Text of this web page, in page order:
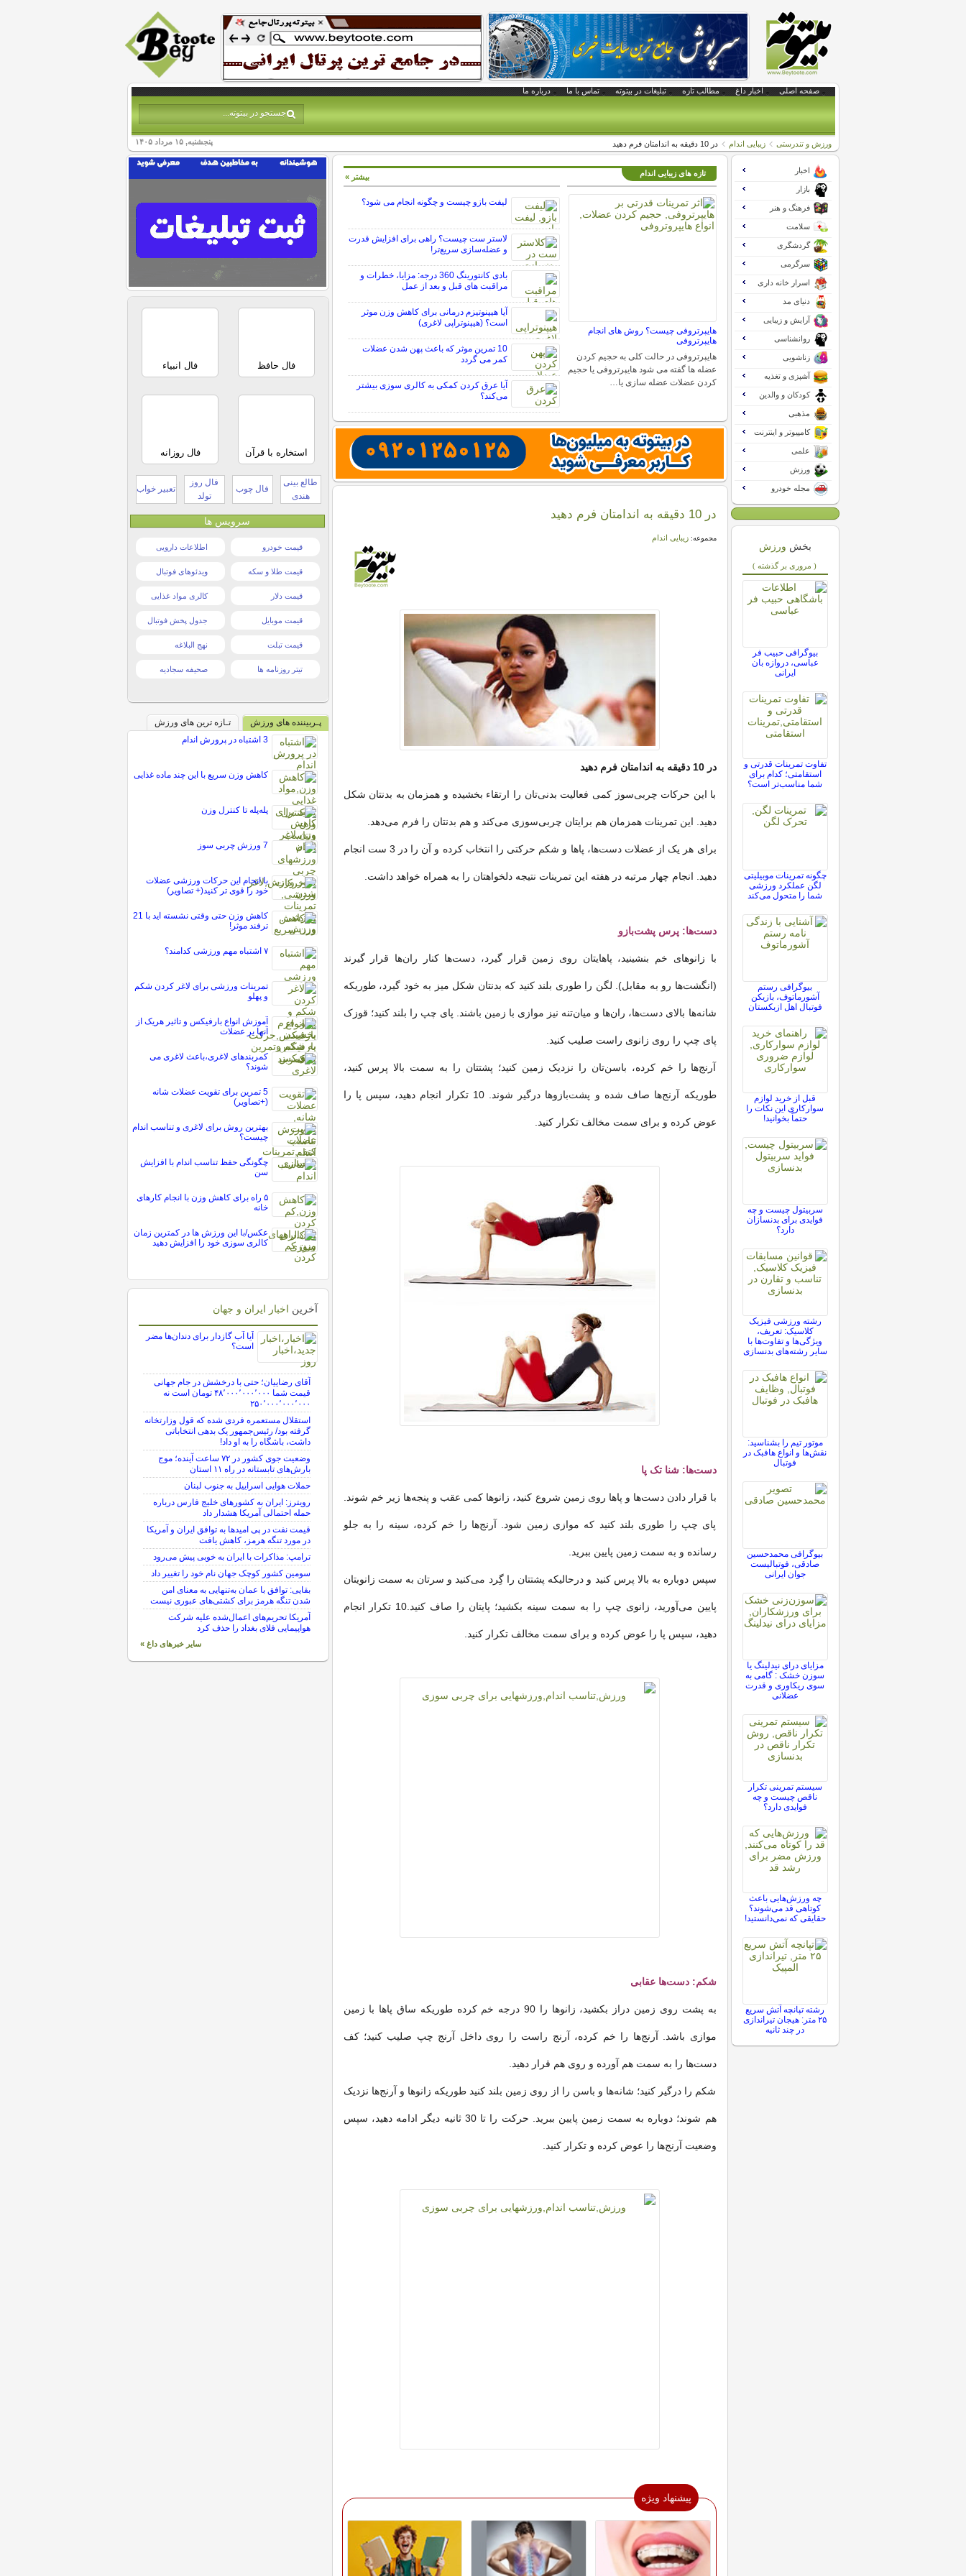
صفحه اصلی اخبار داغ مطالب تازه تبلیغات در بیتوته تماس با ما درباره ما
پنجشنبه, ۱۵ مرداد ۱۴۰۵ ورزش و تندرستی زیبایی اندام در 10 دقیقه به اندامتان فرم دهید
تازه های زیبایی اندام
هایپرتروفی چیست؟ روش های انجام
هایپرتروفی
هایپرتروفی در حالت کلی به حجیم کردن
عضله ها گفته می شود هایپرتروفی یا حجیم
کردن عضلات عضله سازی یا…
لیفت بازو چیست و چگونه انجام می شود؟
لاستر ست چیست؟ راهی برای افزایش قدرت
و عضله‌سازی سریع‌تر!
بادی کانتورینگ 360 درجه: مزایا، خطرات و
مراقبت های قبل و بعد از عمل
آیا هیپنوتیزم درمانی برای کاهش وزن موثر
است؟ (هیپنوتراپی لاغری)
10 تمرین موثر که باعث پهن شدن عضلات
کمر می گردد
آیا عرق کردن کمکی به کالری سوزی بیشتر
می‌کند؟
بیشتر »
در 10 دقیقه به اندامتان فرم دهید
مجموعه:زیبایی اندام
در 10 دقیقه به اندامتان فرم دهید
با این حرکات چربی‌سوز کمی فعالیت بدنی‌تان را ارتقاء بخشیده و همزمان به بدنتان شکل
دهید. این تمرینات همزمان هم برایتان چربی‌سوزی می‌کند و هم بدنتان را فرم می‌دهد.
برای هر یک از عضلات دست‌ها، پاها و شکم حرکتی را انتخاب کرده و آن را در 3 ست انجام
دهید. انجام چهار مرتبه در هفته این تمرینات نتیجه دلخواهتان را به همراه خواهد داشت.
دست‌ها: پرس ‌پشت‌بازو
با زانوهای خم بنشینید، پاهایتان روی زمین قرار گیرد، دست‌ها کنار ران‌ها قرار گیرند
(انگشت‌ها رو به مقابل). لگن را طوری بلند کنید که بدنتان شکل میز به خود گیرد، طوریکه
شانه‌ها بالای دست‌ها، ران‌ها و میان‌تنه نیز موازی با زمین باشند. پای چپ را بلند کنید؛ قوزک
پای چپ را روی زانوی راست صلیب کنید.
آرنج‌ها را خم کرده، باسن‌تان را نزدیک زمین کنید؛ پشتتان را به سمت بالا پرس کنید،
طوریکه آرنج‌ها صاف شده و پشت‌بازوها درگیر شوند. 10 تکرار انجام دهید، سپس پا را
عوض کرده و برای سمت مخالف تکرار کنید.
دست‌ها: شنا تک پا
با قرار دادن دست‌ها و پاها روی زمین شروع کنید، زانوها کمی عقب و پنجه‌ها زیر خم شوند.
پای چپ را طوری بلند کنید که موازی زمین شود. آرنج‌ها را خم کرده، سینه را به جلو
رسانده و به سمت زمین پایین ببرید.
سپس دوباره به بالا پرس کنید و درحالیکه پشتتان را گِرد می‌کنید و سرتان به سمت زانویتان
پایین می‌آورید، زانوی چپ را به سمت سینه بکشید؛ پایتان را صاف کنید.10 تکرار انجام
دهید، سپس پا را عوض کرده و برای سمت مخالف تکرار کنید.
شکم: دست‌ها عقابی
به پشت روی زمین دراز بکشید، زانوها را 90 درجه خم کرده طوریکه ساق‌ پاها با زمین
موازی باشد. آرنج‌ها را خم کرده، آرنج راست را روی داخل آرنج چپ صلیب کنید؛ کف
دست‌ها را به سمت هم آورده و روی هم قرار دهید.
شکم را درگیر کنید؛ شانه‌ها و باسن را از روی زمین بلند کنید طوریکه زانوها و آرنج‌ها نزدیک
هم شوند؛ دوباره به سمت زمین پایین ببرید. حرکت را تا 30 ثانیه دیگر ادامه دهید، سپس
وضعیت آرنج‌ها را عوض کرده و تکرار کنید.
پیشنهاد ویژه
اخبار
بازار
فرهنگ و هنر
سلامت
گردشگری
سرگرمی
اسرار خانه داری
دنیای مد
آرایش و زیبایی
روانشناسی
زناشویی
آشپزی و تغذیه
کودکان و والدین
مذهبی
کامپیوتر و اینترنت
علمی
ورزش
مجله خودرو
بخش ورزش
( مروری بر گذشته )
بیوگرافی حبیب فر
عباسی، دروازه بان
ایرانی
تفاوت تمرینات قدرتی و
استقامتی؛ کدام برای
شما مناسب‌تر است؟
چگونه تمرینات موبیلیتی
لگن عملکرد ورزشی
شما را متحول می‌کند
بیوگرافی رستم
آشورماتوف، بازیکن
فوتبال اهل ازبکستان
قبل از خرید لوازم
سوارکاری این نکات را
حتماً بخوانید!
سربیتول چیست و چه
فوایدی برای بدنسازان
دارد؟
رشته ورزشی فیزیک
کلاسیک: تعریف،
ویژگی‌ها و تفاوت‌ها با
سایر رشته‌های بدنسازی
موتور تیم را بشناسید:
نقش‌ها و انواع هافبک در
فوتبال
بیوگرافی محمدحسین
صادقی، فوتبالیست
جوان ایرانی
مزایای درای نیدلینگ یا
سوزن خشک : گامی به
سوی ریکاوری و قدرت
عضلانی
سیستم تمرینی تکرار
ناقص چیست و چه
فوایدی دارد؟
چه ورزش‌هایی باعث
کوتاهی قد می‌شوند؟
حقایقی که نمی‌دانستید!
رشته تپانچه آتش سریع
۲۵ متر: هیجان تیراندازی
در چند ثانیه
فال حافظ فال انبیاء
استخاره با قرآن فال روزانه
طالع بینی
هندی
فال چوب
فال روز
تولد
تعبیر خواب
سرویس ها
قیمت خودرو اطلاعات دارویی
قیمت طلا و سکه ویدئوهای فوتبال
قیمت دلار کالری مواد غذایی
قیمت موبایل جدول پخش فوتبال
قیمت تبلت نهج البلاغه
تیتر روزنامه ها صحیفه سجادیه
پـربیننده های ورزش
تـازه ترین های ورزش
3 اشتباه در پرورش اندام
کاهش وزن سریع با این چند ماده غذایی
پله‌پله تا کنترل وزن
7 ورزش چربی سوز
با انجام این حرکات ورزشی عضلات
خود را قوی تر کنید(+ تصاویر)
کاهش وزن حتی وقتی نشسته اید با 21
ترفند موثر!
۷ اشتباه مهم ورزشی کدامند؟
تمرینات ورزشی برای لاغر کردن شکم
و پهلو
آموزش انواع بارفیکس و تاثیر هریک از
آنها بر عضلات
كمربندهای لاغری،باعث لاغری می
شوند؟
5 تمرین برای تقویت عضلات شانه
(+تصاویر)
بهترین روش برای لاغری و تناسب اندام
چیست؟
چگونگی حفظ تناسب اندام با افزایش
سن
۵ راه برای کاهش وزن با انجام کارهای
خانه
عکس/با این ورزش ها در کمترین زمان
کالری سوزی خود را افزایش دهید
آخرین اخبار ایران و جهان
آیا آب گازدار برای دندان‌ها مضر
است؟
آقای رضاییان؛ حتی با درخشش در جام جهانی
قیمت شما ۴۸٬۰۰۰٬۰۰۰٬۰۰۰ تومان است نه
۲۵۰٬۰۰۰٬۰۰۰٬۰۰۰
استقلال مستعمره فردی شده که قول وزارتخانه
گرفته بود/ رئیس‌جمهور یک بدهی انتخاباتی
داشت، باشگاه را به او داد!
وضعیت جوی کشور در ۷۲ ساعت آینده؛ موج
بارش‌های تابستانه در راه ۱۱ استان
حملات هوایی اسراییل به جنوب لبنان
رویترز: ایران به کشورهای خلیج فارس درباره
حمله احتمالی آمریکا هشدار داد
قیمت نفت در پی امیدها به توافق ایران و آمریکا
در مورد تنگه هرمز، کاهش یافت
ترامپ: مذاکرات با ایران به خوبی پیش می‌رود
سومین کشور کوچک جهان نام خود را تغییر داد
بقایی: توافق با عمان به‌تنهایی به معنای امن
شدن تنگه هرمز برای کشتی‌های عبوری نیست
آمریکا تحریم‌های اعمال‌شده علیه شرکت
هواپیمایی فلای بغداد را حذف کرد
سایر خبرهای داغ »